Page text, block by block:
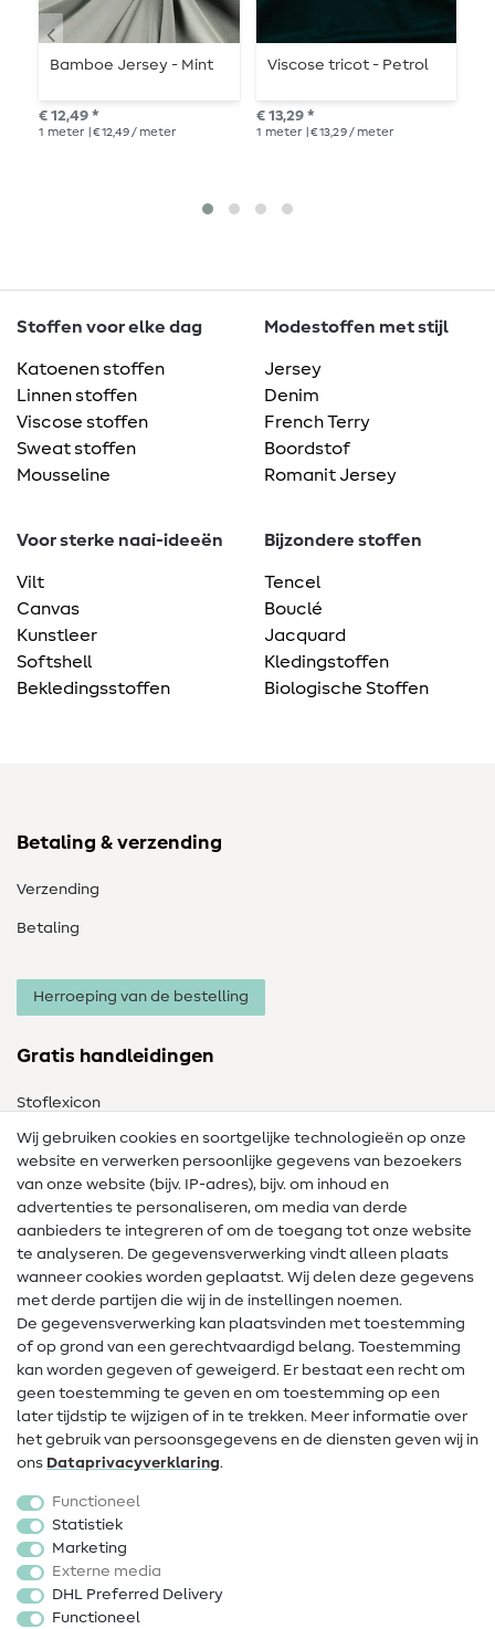
Bamboe Jersey - Mint
€ 12,49 *
1 meter | € 12,49 / meter
Viscose tricot - Petrol
€ 13,29 *
1 meter | € 13,29 / meter
Stoffen voor elke dag
Katoenen stoffen
Linnen stoffen
Viscose stoffen
Sweat stoffen
Mousseline
Modestoffen met stijl
Jersey
Denim
French Terry
Boordstof
Romanit Jersey
Voor sterke naai-ideeën
Vilt
Canvas
Kunstleer
Softshell
Bekledingsstoffen
Bijzondere stoffen
Tencel
Bouclé
Jacquard
Kledingstoffen
Biologische Stoffen
Betaling & verzending
Verzending
Betaling
Herroeping van de bestelling
Gratis handleidingen
Stoflexicon
Naailexicon
Gratis Naaipatronen
Hulp & contact
Contact
Wijziging van eigenaar
FAQ
Herroepingsrecht
Populair
Fournituren
Sale
Wij gebruiken cookies en soortgelijke technologieën op onze
website en verwerken persoonlijke gegevens van bezoekers
van onze website (bijv. IP-adres), bijv. om inhoud en
advertenties te personaliseren, om media van derde
aanbieders te integreren of om de toegang tot onze website
te analyseren. De gegevensverwerking vindt alleen plaats
wanneer cookies worden geplaatst. Wij delen deze gegevens
met derde partijen die wij in de instellingen noemen.
De gegevensverwerking kan plaatsvinden met toestemming
of op grond van een gerechtvaardigd belang. Toestemming
kan worden gegeven of geweigerd. Er bestaat een recht om
geen toestemming te geven en om toestemming op een
later tijdstip te wijzigen of in te trekken. Meer informatie over
het gebruik van persoonsgegevens en de diensten geven wij in
ons Data­privacy­verklaring.
Functioneel
Statistiek
Marketing
Externe media
DHL Preferred Delivery
Functioneel